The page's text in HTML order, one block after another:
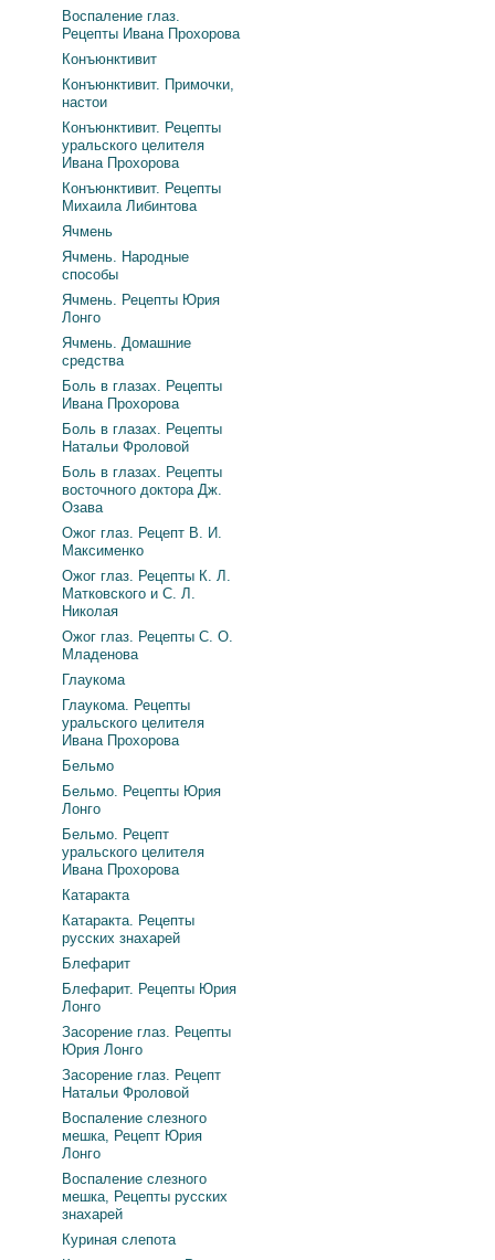
Воспаление глаз.
Рецепты Ивана Прохорова
Конъюнктивит
Конъюнктивит. Примочки,
настои
Конъюнктивит. Рецепты
уральского целителя
Ивана Прохорова
Конъюнктивит. Рецепты
Михаила Либинтова
Ячмень
Ячмень. Народные
способы
Ячмень. Рецепты Юрия
Лонго
Ячмень. Домашние
средства
Боль в глазах. Рецепты
Ивана Прохорова
Боль в глазах. Рецепты
Натальи Фроловой
Боль в глазах. Рецепты
восточного доктора Дж.
Озава
Ожог глаз. Рецепт В. И.
Максименко
Ожог глаз. Рецепты К. Л.
Матковского и С. Л.
Николая
Ожог глаз. Рецепты С. О.
Младенова
Глаукома
Глаукома. Рецепты
уральского целителя
Ивана Прохорова
Бельмо
Бельмо. Рецепты Юрия
Лонго
Бельмо. Рецепт
уральского целителя
Ивана Прохорова
Катаракта
Катаракта. Рецепты
русских знахарей
Блефарит
Блефарит. Рецепты Юрия
Лонго
Засорение глаз. Рецепты
Юрия Лонго
Засорение глаз. Рецепт
Натальи Фроловой
Воспаление слезного
мешка, Рецепт Юрия
Лонго
Воспаление слезного
мешка, Рецепты русских
знахарей
Куриная слепота